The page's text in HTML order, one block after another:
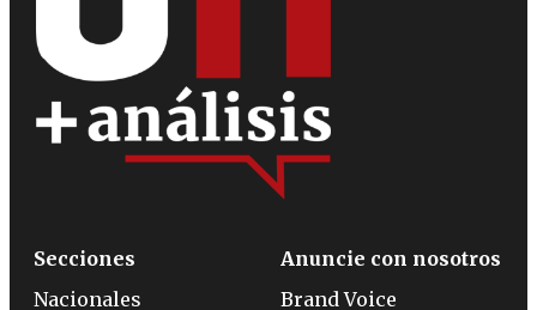
Secciones
Nacionales
Anuncie con nosotros
Brand Voice